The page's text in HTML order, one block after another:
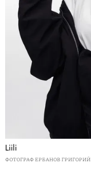
Liili
ФОТОГРАФ ЕРБАНОВ ГРИГОРИЙ